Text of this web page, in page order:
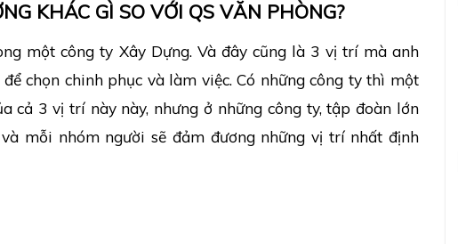
KHÁC GÌ SO VỚI QS VĂN PHÒNG?
một công ty Xây Dựng. Và đây cũng là 3 vị trí mà anh
chọn chinh phục và làm việc. Có những công ty thì một
cả 3 vị trí này này, nhưng ở những công ty, tập đoàn lớn
mỗi nhóm người sẽ đảm đương những vị trí nhất định